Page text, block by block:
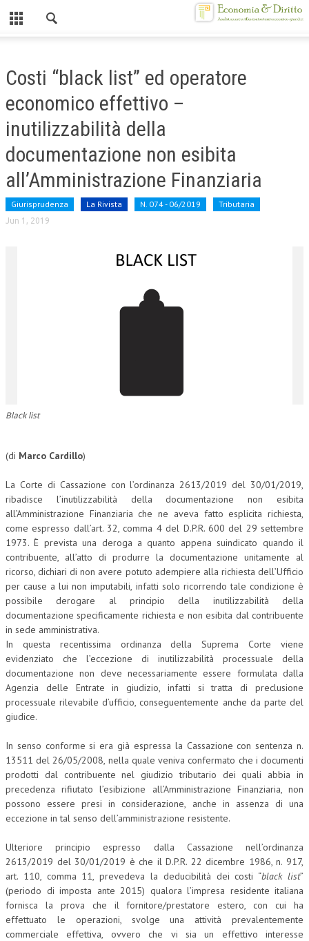
CHI SIAMO
CENTRO STUDI
ATTO COSTITUTIVO E STATUTO
ORGANIZZAZIONE
COMITATO SCIENTIFICO
COMITATO EDITORIALE
REDAZIONE
PEER REVIEW
CODICE ETICO
AUTORI
COLLABORA CON NOI
ECONOMIA
CORPORATE SOCIAL RESPONSIBILITY
INTERNAZIONALIZZAZIONE
HUMAN RESOURCES
MARKETING
TREASURY IN FINANCIAL SERVICES
RISK MANAGEMENT
SVILUPPO SOSTENIBILE
PERSONA E CITTÀ
Costi “black list” ed operatore
economico effettivo –
inutilizzabilità della
documentazione non esibita
all’Amministrazione Finanziaria
Giurisprudenza La Rivista N. 074 - 06/2019 Tributaria
Jun 1, 2019
Black list
(di Marco Cardillo)
La Corte di Cassazione con l’ordinanza 2613/2019 del 30/01/2019,
ribadisce l’inutilizzabilità della documentazione non esibita
all’Amministrazione Finanziaria che ne aveva fatto esplicita richiesta,
come espresso dall’art. 32, comma 4 del D.P.R. 600 del 29 settembre
1973. È prevista una deroga a quanto appena suindicato quando il
contribuente, all’atto di produrre la documentazione unitamente al
ricorso, dichiari di non avere potuto adempiere alla richiesta dell’Ufficio
per cause a lui non imputabili, infatti solo ricorrendo tale condizione è
possibile derogare al principio della inutilizzabilità della
documentazione specificamente richiesta e non esibita dal contribuente
in sede amministrativa.
In questa recentissima ordinanza della Suprema Corte viene
evidenziato che l’eccezione di inutilizzabilità processuale della
documentazione non deve necessariamente essere formulata dalla
Agenzia delle Entrate in giudizio, infatti si tratta di preclusione
processuale rilevabile d’ufficio, conseguentemente anche da parte del
giudice.
In senso conforme si era già espressa la Cassazione con sentenza n.
13511 del 26/05/2008, nella quale veniva confermato che i documenti
prodotti dal contribuente nel giudizio tributario dei quali abbia in
precedenza rifiutato l’esibizione all’Amministrazione Finanziaria, non
possono essere presi in considerazione, anche in assenza di una
eccezione in tal senso dell’amministrazione resistente.
Ulteriore principio espresso dalla Cassazione nell’ordinanza
2613/2019 del 30/01/2019 è che il D.P.R. 22 dicembre 1986, n. 917,
art. 110, comma 11, prevedeva la deducibilità dei costi “black list”
(periodo di imposta ante 2015) qualora l’impresa residente italiana
fornisca la prova che il fornitore/prestatore estero, con cui ha
effettuato le operazioni, svolge una attività prevalentemente
commerciale effettiva, ovvero che vi sia un effettivo interesse